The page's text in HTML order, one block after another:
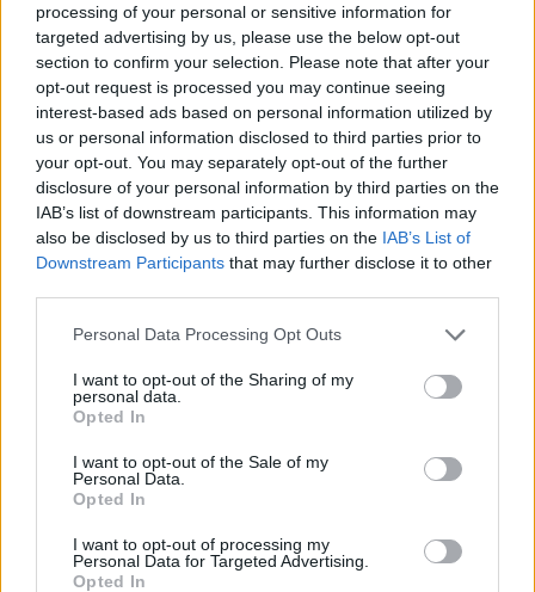
processing of your personal or sensitive information for
targeted advertising by us, please use the below opt-out
section to confirm your selection. Please note that after your
opt-out request is processed you may continue seeing
interest-based ads based on personal information utilized by
us or personal information disclosed to third parties prior to
your opt-out. You may separately opt-out of the further
disclosure of your personal information by third parties on the
IAB’s list of downstream participants. This information may
also be disclosed by us to third parties on the IAB’s List of
Downstream Participants that may further disclose it to other
Personal Data Processing Opt Outs
I want to opt-out of the Sharing of my
personal data.
Opted In
I want to opt-out of the Sale of my
Personal Data.
Opted In
I want to opt-out of processing my
Personal Data for Targeted Advertising.
Opted In
Hasznos
Impresszum
Szerzői jogok
Adatvédelmi tájékoztató
Cookie-kezelési tájékoztató
Hozzászólási szabályzat
Nyomtatott lapjaink archívuma
Székely Hírmondó archívuma
Sütibeállítások
Médiatér